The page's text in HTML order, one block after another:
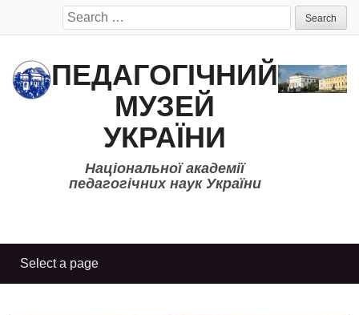
Search
for:
ПЕДАГОГІЧНИЙ
МУЗЕЙ
УКРАЇНИ
Національної академії
педагогічних наук України